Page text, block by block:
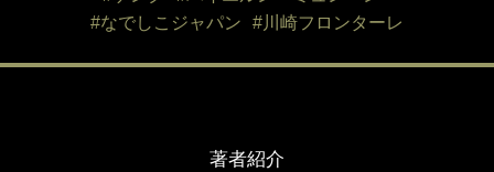
#なでしこジャパン
#川崎フロンターレ
著者紹介